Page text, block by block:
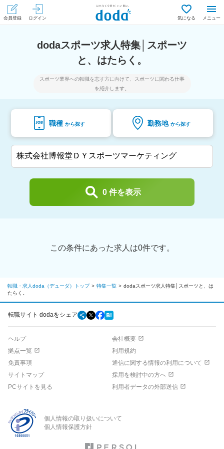
会員登録 ログイン 気になる メニュー
dodaスポーツ求人特集│スポーツ
と、はたらく。
スポーツ業界への転職を志す方に向けて、スポーツに関わる仕事
を紹介します。
職種 勤務地
0 件を表示
この条件にあった求人は0件です。
転職・求人doda（デューダ）トップ 特集一覧
dodaスポーツ求人特集│スポーツと、は
たらく。
転職サイト dodaをシェア
ヘルプ
会社概要
拠点一覧
利用規約
免責事項
通信に関する情報の利用について
サイトマップ
採用を検討中の方へ
PCサイトを見る
利用者データの外部送信
個人情報の取り扱いについて
個人情報保護方針